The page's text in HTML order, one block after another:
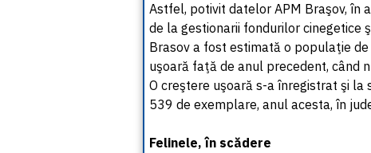
Astfel, potivit datelor APM Braşov, în
de la gestionarii fondurilor cinegetice
Brasov a fost estimată o populaţie
uşoară faţă de anul precedent, când
O creştere uşoară s-a înregistrat şi
539 de exemplare, anul acesta, în
Felinele, în scădere